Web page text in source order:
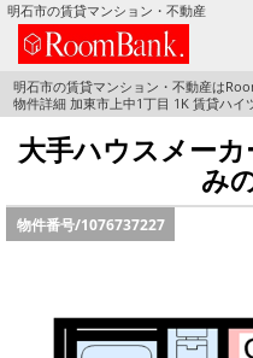
明石市の賃貸マンション・不動産
TOPページ
分譲マンションシリーズ
リノベーション物件
オートロック付き物件特集
明石市の賃貸マンション・不動産は
物件詳細 加東市上中1丁目 1K 賃貸ハイ
大手ハウスメー
み
物件番号/1076737227